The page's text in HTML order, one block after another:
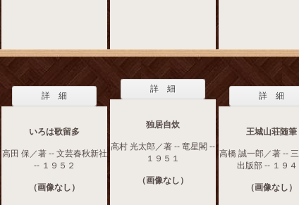
詳 細
いろは歌留多
高田 保／著 -- 文芸春秋新社
-- １９５２
（画像なし）
詳 細
独居自炊
高村 光太郎／著 -- 竜星閣 --
１９５１
（画像なし）
詳 細
王城山荘随筆
高橋 誠一郎／著 --
出版部 -- １９４
（画像なし）